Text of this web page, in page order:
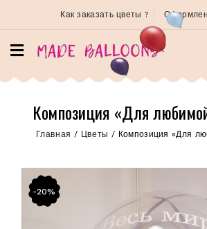
Как заказать цветы ?
Композиция «Для
Главная / Цветы / Композиция «Для
-20%